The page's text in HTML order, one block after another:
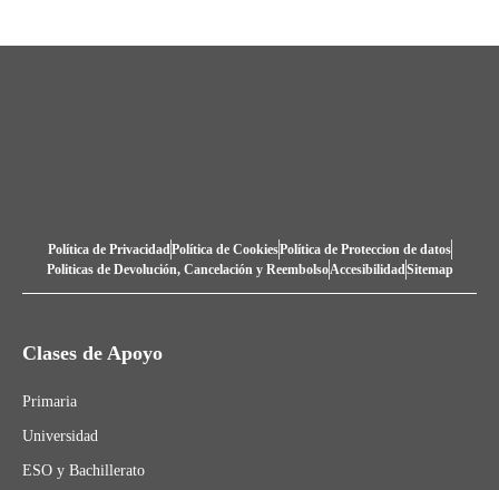
Política de PrivacidadPolítica de CookiesPolítica de Proteccion de datos
Politicas de Devolución, Cancelación y ReembolsoAccesibilidadSitemap
Clases de Apoyo
Primaria
Universidad
ESO y Bachillerato